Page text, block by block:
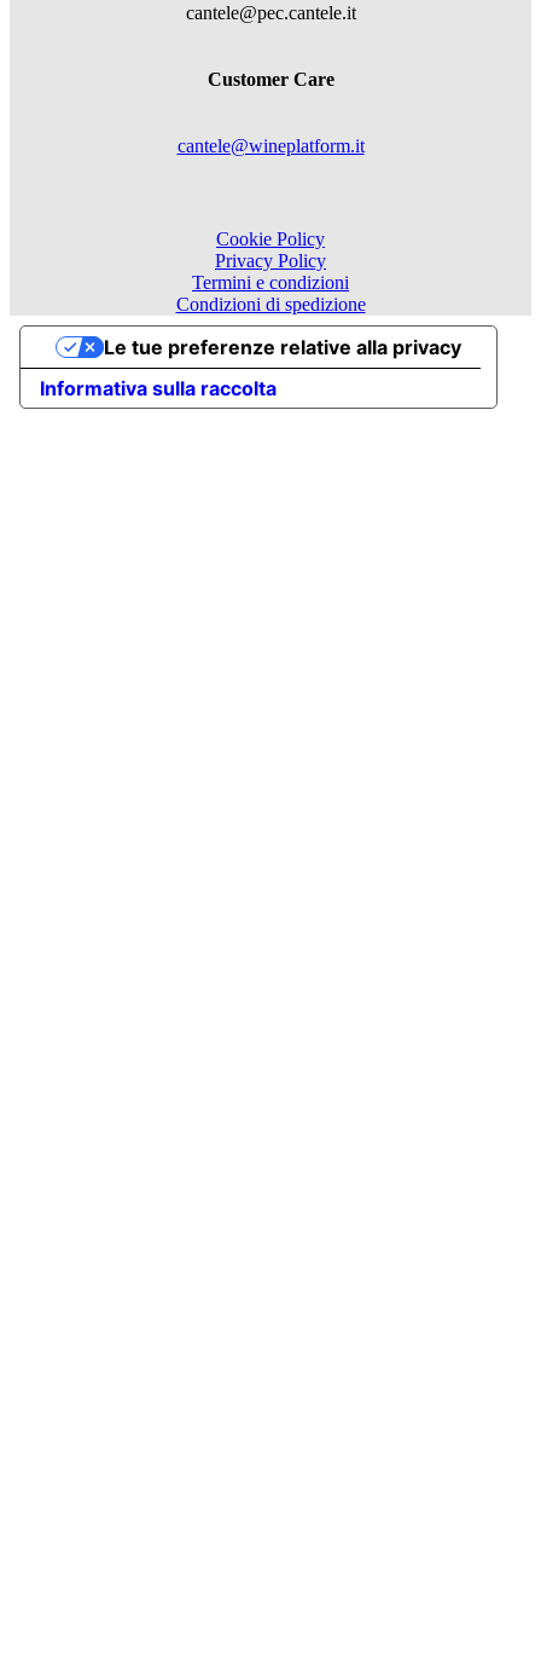
cantele@pec.cantele.it
Customer Care
cantele@wineplatform.it
Cookie Policy
Privacy Policy
Termini e condizioni
Condizioni di spedizione
Informativa sulla raccolta
Le tue preferenze relative alla privacy